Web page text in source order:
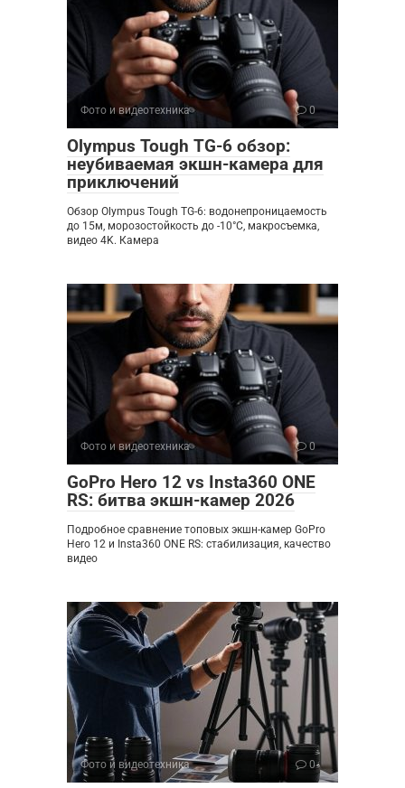
Фото и видеотехника 0
Olympus Tough TG-6 обзор:
неубиваемая экшн-камера для
приключений
Обзор Olympus Tough TG-6: водонепроницаемость
до 15м, морозостойкость до -10°C, макросъемка,
видео 4K. Камера
Фото и видеотехника 0
GoPro Hero 12 vs Insta360 ONE
RS: битва экшн-камер 2026
Подробное сравнение топовых экшн-камер GoPro
Hero 12 и Insta360 ONE RS: стабилизация, качество
видео
Фото и видеотехника 0